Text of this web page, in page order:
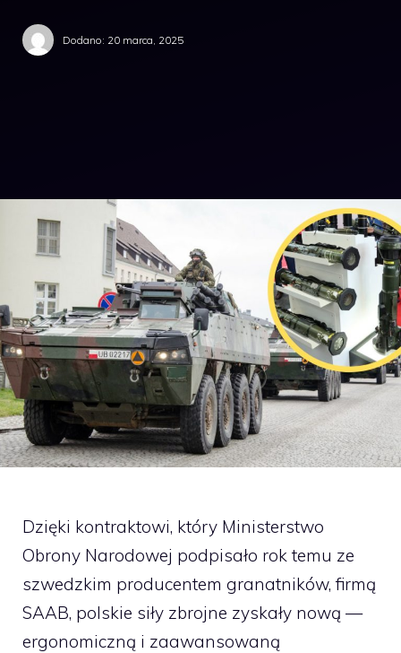
Dodano: 20 marca, 2025
Dzięki kontraktowi, który Ministerstwo
Obrony Narodowej podpisało rok temu ze
szwedzkim producentem granatników, firmą
SAAB, polskie siły zbrojne zyskały nową —
ergonomiczną i zaawansowaną